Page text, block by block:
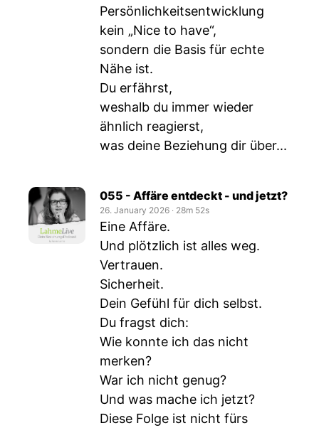
Persönlichkeitsentwicklung
kein „Nice to have“,
sondern die Basis für echte
Nähe ist.
Du erfährst,
weshalb du immer wieder
ähnlich reagierst,
was deine Beziehung dir über...
055 - Affäre entdeckt - und jetzt?
26. January 2026 ‧ 28m 52s
Eine Affäre.
Und plötzlich ist alles weg.
Vertrauen.
Sicherheit.
Dein Gefühl für dich selbst.
Du fragst dich:
Wie konnte ich das nicht
merken?
War ich nicht genug?
Und was mache ich jetzt?
Diese Folge ist nicht fürs